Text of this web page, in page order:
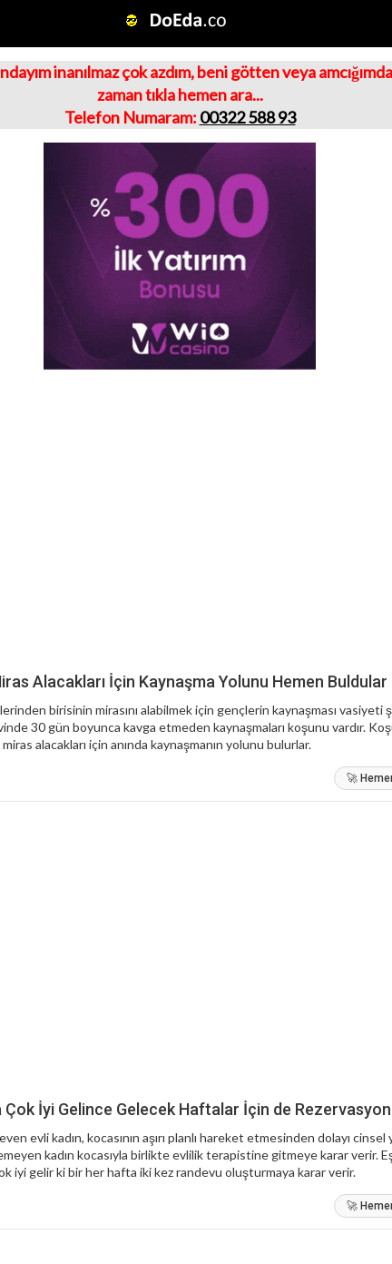
inanılmaz çok azdım, beni götten veya
zaman tıkla hemen ara...
Telefon Numaram: 00322 588 93
Alacakları İçin Kaynaşma Yolunu Hemen Buldular
birisinin mirasını alabilmek için gençlerin kaynaşması vasiyeti
30 gün boyunca kavga etmeden kaynaşmaları koşunu vardır.
alacakları için anında kaynaşmanın yolunu bulurlar.
🚀
Çok İyi Gelince Gelecek Haftalar İçin de
evli kadın, kocasının aşırı planlı hareket etmesinden dolayı cinsel
kadın kocasıyla birlikte evlilik terapistine gitmeye karar verir.
iyi gelir ki bir her hafta iki kez randevu oluşturmaya karar verir.
🚀